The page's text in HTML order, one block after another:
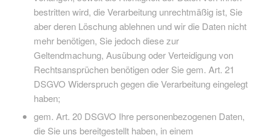
bestritten wird, die Verarbeitung unrechtmäßig ist, Sie
aber deren Löschung ablehnen und wir die Daten nicht
mehr benötigen, Sie jedoch diese zur
Geltendmachung, Ausübung oder Verteidigung von
Rechtsansprüchen benötigen oder Sie gem. Art. 21
DSGVO Widerspruch gegen die Verarbeitung eingelegt
haben;
gem. Art. 20 DSGVO Ihre personenbezogenen Daten,
die Sie uns bereitgestellt haben, in einem